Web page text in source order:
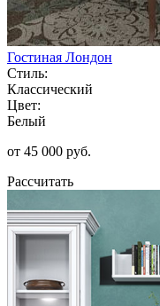
Гостиная Лондон
Стиль:
Классический
Цвет:
Белый
от 45 000 руб.
Рассчитать